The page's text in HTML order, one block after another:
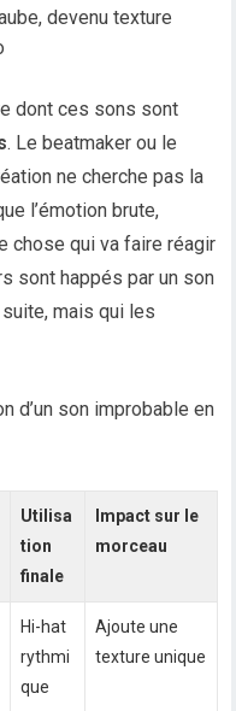
devenu texture
dont ces sons sont
. Le beatmaker ou le
ne cherche pas la
l’émotion brute,
chose qui va faire réagir
sont happés par un son
mais qui les
d’un son improbable en
Utilisa
tion
finale
Impact sur le
morceau
Hi-hat
rythmi
que
Ajoute une
texture unique